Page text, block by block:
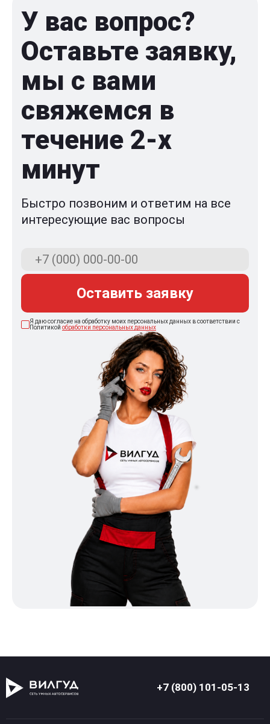
У вас вопрос?
Оставьте заявку,
мы с вами
свяжемся в
течение 2-x
минут
Быстро позвоним и ответим на все
интересующие вас вопросы
Оставить заявку
Я даю согласие на обработку моих персональных данных в соответствии с
Политикой обработки персональных данных
+7 (800) 101-05-13